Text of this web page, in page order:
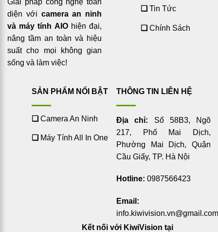
Giải pháp công nghệ toàn
diện với camera an ninh
và máy tính AIOhiện đại,
nâng tầm an toàn và hiệu
suất cho mọi không gian
sống và làm việc!
❑ Tin Tức
❑ Chính Sách
SẢN PHẨM NỔI BẬT
❑ Camera An Ninh
❑ Máy Tính All In One
THÔNG TIN LIÊN HỆ
Địa chỉ: Số 58B3, Ngõ
217, Phố Mai Dịch,
Phường Mai Dịch, Quận
Cầu Giấy, TP. Hà Nội
Hotline: 0987566423
Email:
info.kiwivision.vn@gmail.com
Kết nối với KiwiVision tại